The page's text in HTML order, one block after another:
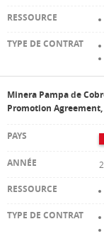
Minera Pampa de
Promotion Agreement,